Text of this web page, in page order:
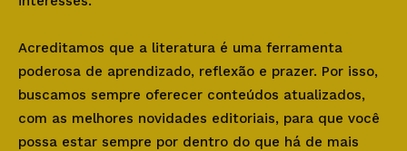
Acreditamos que a literatura é uma ferramenta
poderosa de aprendizado, reflexão e prazer. Por isso,
buscamos sempre oferecer conteúdos atualizados,
com as melhores novidades editoriais, para que você
possa estar sempre por dentro do que há de mais